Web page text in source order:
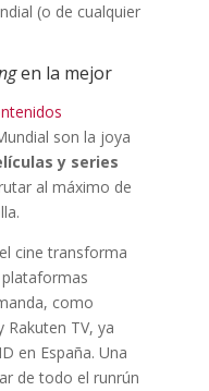
(o de cualquier
en la mejor
son la joya
y series
al máximo de
cine transforma
como
Rakuten TV, ya
en España. Una
de todo el runrún